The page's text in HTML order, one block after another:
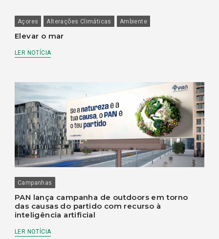
Açores Alterações Climáticas Ambiente
Elevar o mar
LER NOTÍCIA
Campanhas
PAN lança campanha de outdoors em torno
das causas do partido com recurso à
inteligência artificial
LER NOTÍCIA